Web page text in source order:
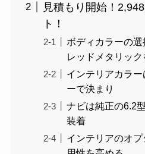
見積もり開始！
ト！
ボディカラーの
レッドメタリック
インテリアカラ
ーで決まり
ナビは純正の6.2
装着
インテリアのオ